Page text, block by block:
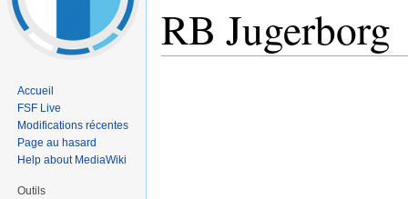
RB Jugerborg
Accueil
FSF Live
Modifications récentes
Page au hasard
Help about MediaWiki
Outils